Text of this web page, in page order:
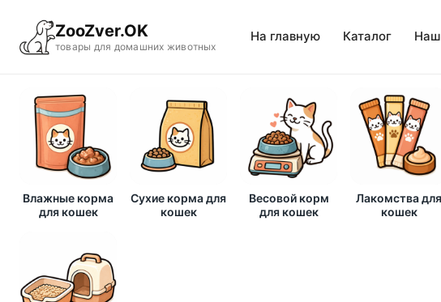
ZooZver.OK
товары для домашних животных
На главную Каталог
Влажные корма
для кошек
Сухие корма для
кошек
Весовой корм
для кошек
Лакомства для
кошек